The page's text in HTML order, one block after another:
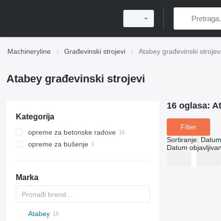
Machineryline Građevinski strojevi Atabey građevinski strojevi
Atabey građevinski strojevi
Kategorija
opreme za betonske radove
strijele za postavljanje betona
opreme za bušenje
Marka
Titan
AL
SP
AX
X-Series
AFW
HD
Atabey
16 oglasa:
Filter
Sortiranje:
Datum